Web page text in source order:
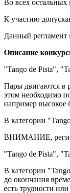
Во всех
К участию
Данный регламент
Описание
"Tango de Pista",
Пары двигаются в
этом необходимо
например высокое
В категории
ВНИМАНИЕ,
"Tango de Pista",
В категории
до окончания
есть трудности